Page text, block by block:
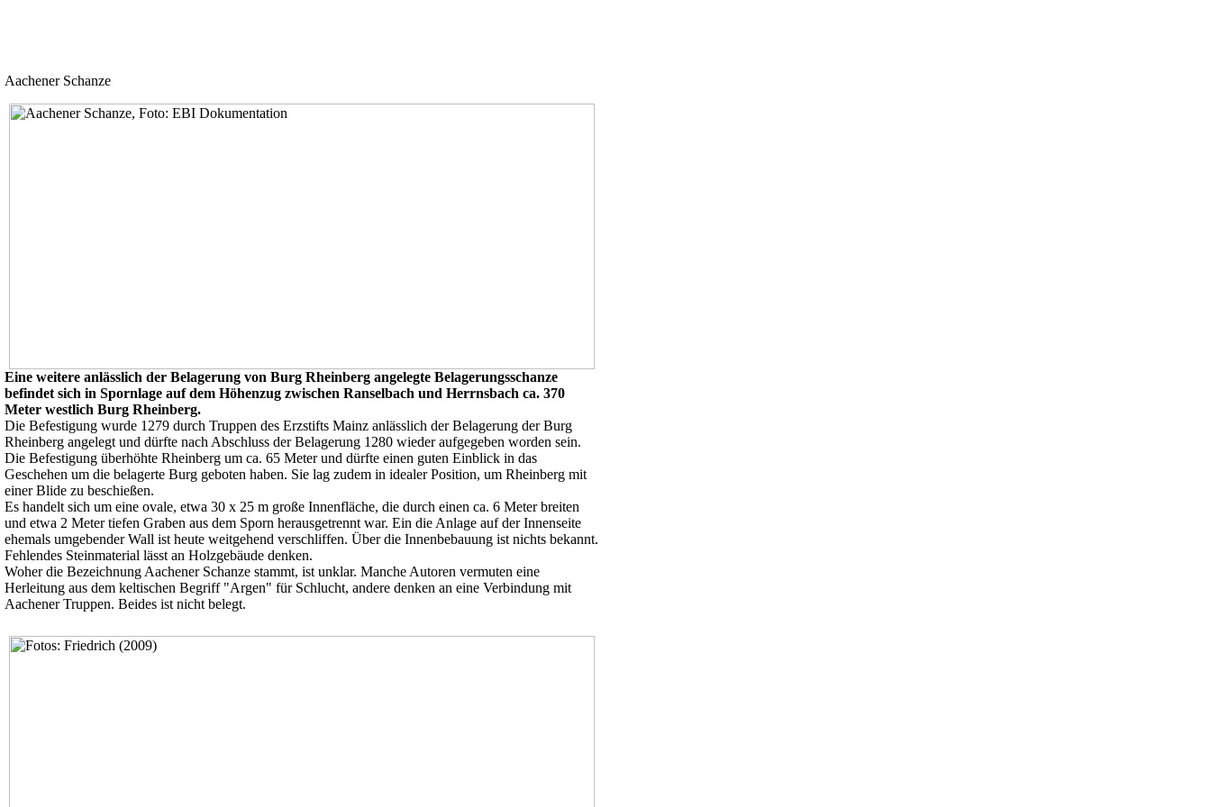
Aachener Schanze
Eine weitere anlässlich der Belagerung von Burg Rheinberg angelegte Belagerungsschanze
befindet sich in Spornlage auf dem Höhenzug zwischen Ranselbach und Herrnsbach ca. 370
Meter westlich Burg Rheinberg.
Die Befestigung wurde 1279 durch Truppen des Erzstifts Mainz anlässlich der Belagerung der Burg
Rheinberg angelegt und dürfte nach Abschluss der Belagerung 1280 wieder aufgegeben worden sein.
Die Befestigung überhöhte Rheinberg um ca. 65 Meter und dürfte einen guten Einblick in das
Geschehen um die belagerte Burg geboten haben. Sie lag zudem in idealer Position, um Rheinberg mit
einer Blide zu beschießen.
Es handelt sich um eine ovale, etwa 30 x 25 m große Innenfläche, die durch einen ca. 6 Meter breiten
und etwa 2 Meter tiefen Graben aus dem Sporn herausgetrennt war. Ein die Anlage auf der Innenseite
ehemals umgebender Wall ist heute weitgehend verschliffen. Über die Innenbebauung ist nichts bekannt.
Fehlendes Steinmaterial lässt an Holzgebäude denken.
Woher die Bezeichnung Aachener Schanze stammt, ist unklar. Manche Autoren vermuten eine
Herleitung aus dem keltischen Begriff "Argen" für Schlucht, andere denken an eine Verbindung mit
Aachener Truppen. Beides ist nicht belegt.